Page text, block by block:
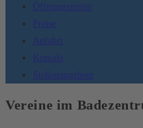
Öffnungszeiten
Preise
Anfahrt
Kontakt
Stellenangebote
Vereine im